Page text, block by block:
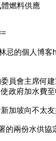
燃料供應
忌的個人博客
員會主席何
政府加水費
加坡向不太
的兩份水供